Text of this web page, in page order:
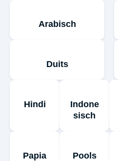
Arabisch
Duits
Hindi
Indone
sisch
Papia
Pools